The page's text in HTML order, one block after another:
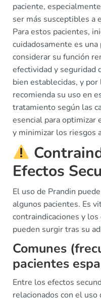
paciente,
ser más susceptibles a
Para estos pacientes,
cuidadosamente es una
considerar su función
efectividad y seguridad
bien establecidas, y
recomienda su uso en
tratamiento según las
esencial para optimizar
y minimizar los riesgos
Efectos
El uso de Prandin
algunos pacientes. Es
contraindicaciones y
pueden surgir tras su
Comunes
pacientes
Entre los efectos
relacionados con el